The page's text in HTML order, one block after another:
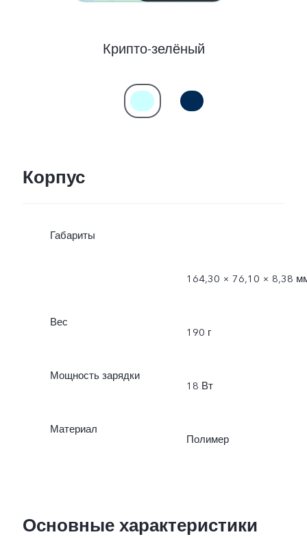
Крипто-зелёный
Корпус
Габариты
164,30 × 76,10 × 8,38
Вес
190 г
Мощность зарядки
18 Вт
Материал
Полимер
Основные характеристики